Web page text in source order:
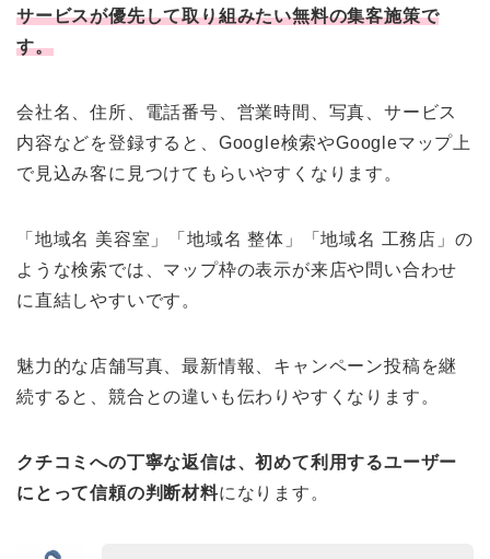
サービスが優先して取り組みたい無料の集客施策で
す。
会社名、住所、電話番号、営業時間、写真、サービス
内容などを登録すると、Google検索やGoogleマップ上
で見込み客に見つけてもらいやすくなります。
「地域名 美容室」「地域名 整体」「地域名 工務店」の
ような検索では、マップ枠の表示が来店や問い合わせ
に直結しやすいです。
魅力的な店舗写真、最新情報、キャンペーン投稿を継
続すると、競合との違いも伝わりやすくなります。
クチコミへの丁寧な返信は、初めて利用するユーザー
にとって信頼の判断材料になります。